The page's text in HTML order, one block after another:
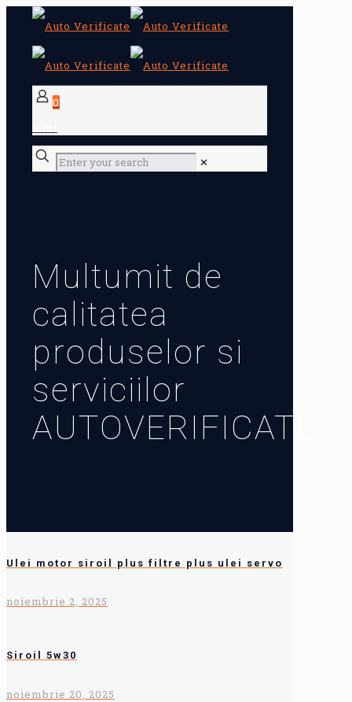
0
✕
Multumit de
calitatea
produselor si
serviciilor
AUTOVERIFICATE
Ulei motor siroil plus filtre plus ulei servo
noiembrie 2, 2025
Siroil 5w30
noiembrie 20, 2025